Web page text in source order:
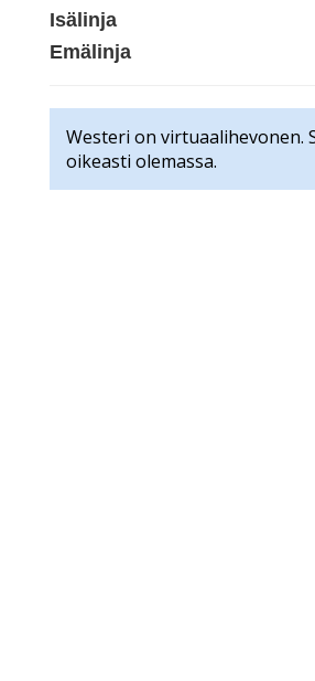
Isälinja
Emälinja
Westeri on virtuaalihevonen.
oikeasti olemassa.